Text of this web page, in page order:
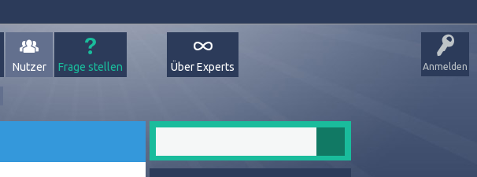
Anmelden
Nutzer Frage stellen Über Experts